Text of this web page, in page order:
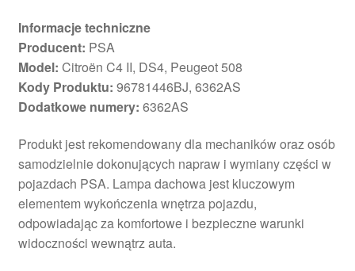
Informacje techniczne
Producent: PSA
Model: Citroën C4 II, DS4, Peugeot 508
Kody Produktu: 96781446BJ, 6362AS
Dodatkowe numery: 6362AS
Produkt jest rekomendowany dla mechaników oraz osób
samodzielnie dokonujących napraw i wymiany części w
pojazdach PSA. Lampa dachowa jest kluczowym
elementem wykończenia wnętrza pojazdu,
odpowiadając za komfortowe i bezpieczne warunki
widoczności wewnątrz auta.